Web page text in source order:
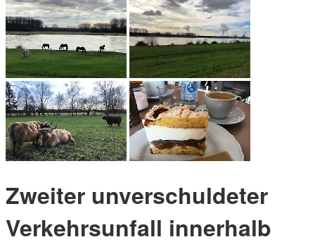
Zweiter unverschuldeter
Verkehrsunfall innerhalb